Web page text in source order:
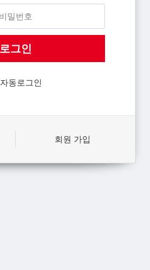
자동로그인
회원 가입